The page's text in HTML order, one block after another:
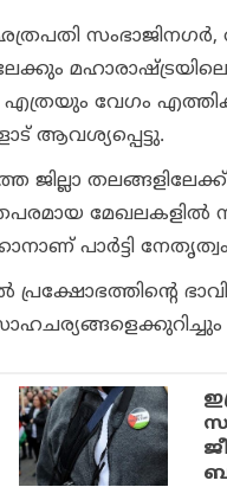
സംഭാജിനഗര്‍,
മഹാരാഷ്ട്രയിലെ
വേഗം
ആവശ്യപ്പെട്ടു.
ജില്ലാ തലങ്ങളിലേക്ക്
മേഖലകളില്‍
പാര്‍ട്ടി
ഭാവി